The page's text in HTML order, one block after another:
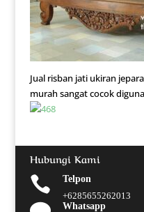
Jual risban jati ukiran
murah sangat cocok
Hubungi Kami

Telpon
+6285655262013
Whatsapp